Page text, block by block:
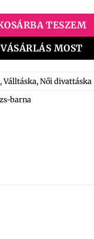
TESZEM
VÁSÁRLÁS MOST
,Válltáska,Női divattáska
barna